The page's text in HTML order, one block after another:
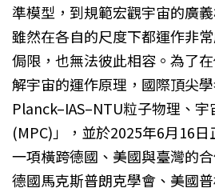
準模型，到規範宏觀宇宙的廣
雖然在各自的尺度下都運作非
侷限，也無法彼此相容。為了
解宇宙的運作原理，國際頂尖
Planck–IAS–NTU粒子物理、
(MPC)」，並於2025年6月16
一項橫跨德國、美國與臺灣的
德國馬克斯普朗克學會、美國